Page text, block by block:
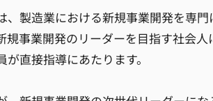
製造業における新規事業開発を専門
規事業開発のリーダーを目指す社会
直接指導にあたります。